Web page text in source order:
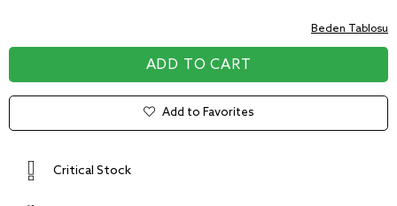
Beden Tablosu
Add to Favorites
Critical Stock